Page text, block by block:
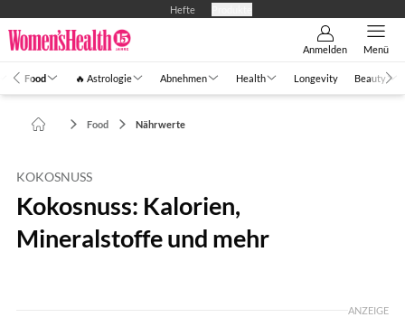
Hefte
Anmelden Menü
Food 🔥 Astrologie Abnehmen Health Longevity Beauty
Food Nährwerte
KOKOSNUSS
Kokosnuss: Kalorien,
Mineralstoffe und mehr
ANZEIGE